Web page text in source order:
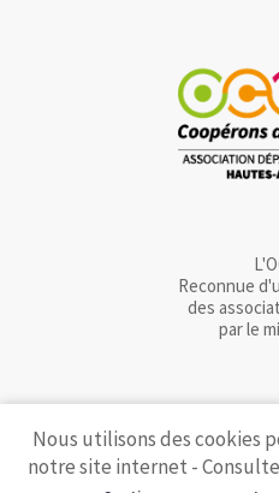
Reconnue
des
par le
Nous utilisons des cookies
notre site internet -